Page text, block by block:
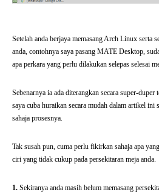
Setelah anda berjaya memasang Arch Linux serta
anda, contohnya saya pasang MATE Desktop,
apa perkara yang perlu dilakukan selepas selesai
Sebenarnya ia ada diterangkan secara super-
saya cuba huraikan secara mudah dalam artikel ini
sahaja prosesnya.
Tak susah pun, cuma perlu fikirkan sahaja apa
ciri yang tidak cukup pada persekitaran meja anda.
1. Sekiranya anda masih belum memasang